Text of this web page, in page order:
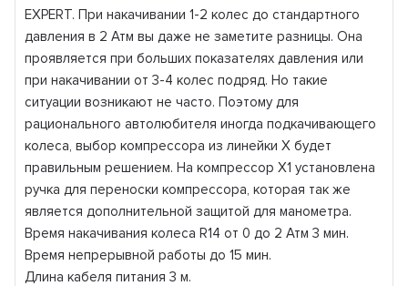
EXPERT. При накачивании 1-2 колес до стандартного
давления в 2 Атм вы даже не заметите разницы. Она
проявляется при больших показателях давления или
при накачивании от 3-4 колес подряд. Но такие
ситуации возникают не часто. Поэтому для
рационального автолюбителя иногда подкачивающего
колеса, выбор компрессора из линейки X будет
правильным решением. На компрессор X1 установлена
ручка для переноски компрессора, которая так же
является дополнительной защитой для манометра.
Время накачивания колеса R14 от 0 до 2 Атм 3 мин.
Время непрерывной работы до 15 мин.
Длина кабеля питания 3 м.